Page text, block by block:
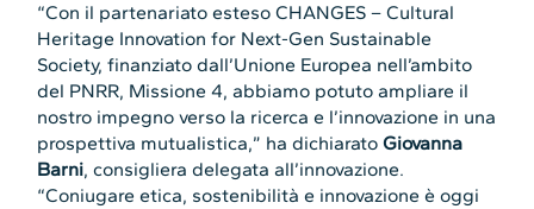
“Con il partenariato esteso CHANGES – Cultural
Heritage Innovation for Next-Gen Sustainable
Society, finanziato dall’Unione Europea nell’ambito
del PNRR, Missione 4, abbiamo potuto ampliare il
nostro impegno verso la ricerca e l’innovazione in una
prospettiva mutualistica,” ha dichiaratoGiovanna
Barni, consigliera delegata all’innovazione.
“Coniugare etica, sostenibilità e innovazione è oggi